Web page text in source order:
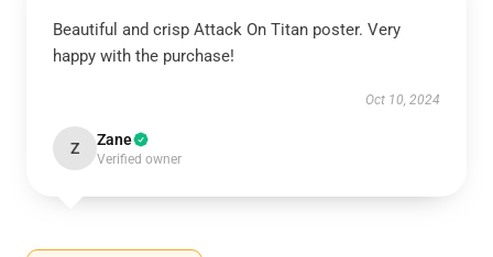
Beautiful and crisp Attack On Titan poster. Very
happy with the purchase!
Oct 10, 2024
Z Zane
Verified owner